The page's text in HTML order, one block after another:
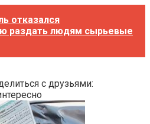
отказался
раздать людям сырьевые
с друзьями: